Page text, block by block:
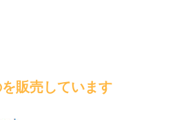
販売しています